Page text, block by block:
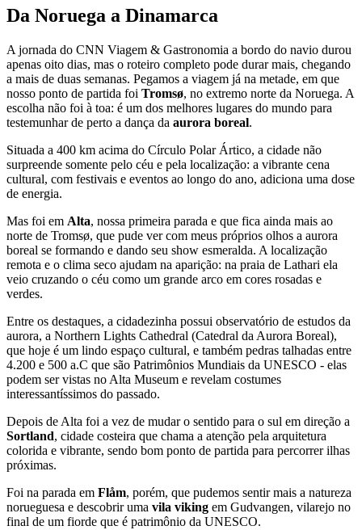
Da Noruega a Dinamarca
A jornada do CNN Viagem & Gastronomia a bordo do navio durou
apenas oito dias, mas o roteiro completo pode durar mais, chegando
a mais de duas semanas. Pegamos a viagem já na metade, em que
nosso ponto de partida foi Tromsø, no extremo norte da Noruega. A
escolha não foi à toa: é um dos melhores lugares do mundo para
testemunhar de perto a dança da aurora boreal.
Situada a 400 km acima do Círculo Polar Ártico, a cidade não
surpreende somente pelo céu e pela localização: a vibrante cena
cultural, com festivais e eventos ao longo do ano, adiciona uma dose
de energia.
Mas foi em Alta, nossa primeira parada e que fica ainda mais ao
norte de Tromsø, que pude ver com meus próprios olhos a aurora
boreal se formando e dando seu show esmeralda. A localização
remota e o clima seco ajudam na aparição: na praia de Lathari ela
veio cruzando o céu como um grande arco em cores rosadas e
verdes.
Entre os destaques, a cidadezinha possui observatório de estudos da
aurora, a Northern Lights Cathedral (Catedral da Aurora Boreal),
que hoje é um lindo espaço cultural, e também pedras talhadas entre
4.200 e 500 a.C que são Patrimônios Mundiais da UNESCO - elas
podem ser vistas no Alta Museum e revelam costumes
interessantíssimos do passado.
Depois de Alta foi a vez de mudar o sentido para o sul em direção a
Sortland, cidade costeira que chama a atenção pela arquitetura
colorida e vibrante, sendo bom ponto de partida para percorrer ilhas
próximas.
Foi na parada em Flåm, porém, que pudemos sentir mais a natureza
norueguesa e descobrir uma vila viking em Gudvangen, vilarejo no
final de um fiorde que é patrimônio da UNESCO.